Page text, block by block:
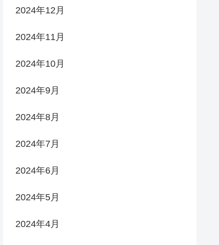
2024年12月
2024年11月
2024年10月
2024年9月
2024年8月
2024年7月
2024年6月
2024年5月
2024年4月